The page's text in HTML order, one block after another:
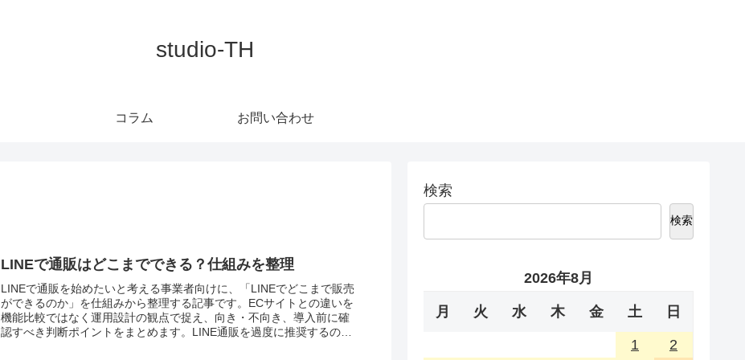
studio-TH
コラム お問い合わせ
LINEで通販はどこまでできる？仕組みを整理
LINEで通販を始めたいと考える事業者向けに、「LINEでどこまで販売
ができるのか」を仕組みから整理する記事です。ECサイトとの違いを
機能比較ではなく運用設計の観点で捉え、向き・不向き、導入前に確
認すべき判断ポイントをまとめます。LINE通販を過度に推奨するので
検索
検索
2026年8月
月 火 水 木 金 土 日
1
2